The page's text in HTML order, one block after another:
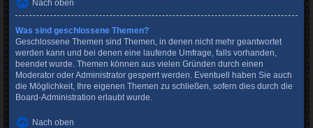
Nach oben
Was sind geschlossene Themen?
Geschlossene Themen sind Themen, in denen nicht mehr geantwortet
werden kann und bei denen eine laufende Umfrage, falls vorhanden,
beendet wurde. Themen können aus vielen Gründen durch einen
Moderator oder Administrator gesperrt werden. Eventuell haben Sie auch
die Möglichkeit, Ihre eigenen Themen zu schließen, sofern dies durch die
Board-Administration erlaubt wurde.
Nach oben